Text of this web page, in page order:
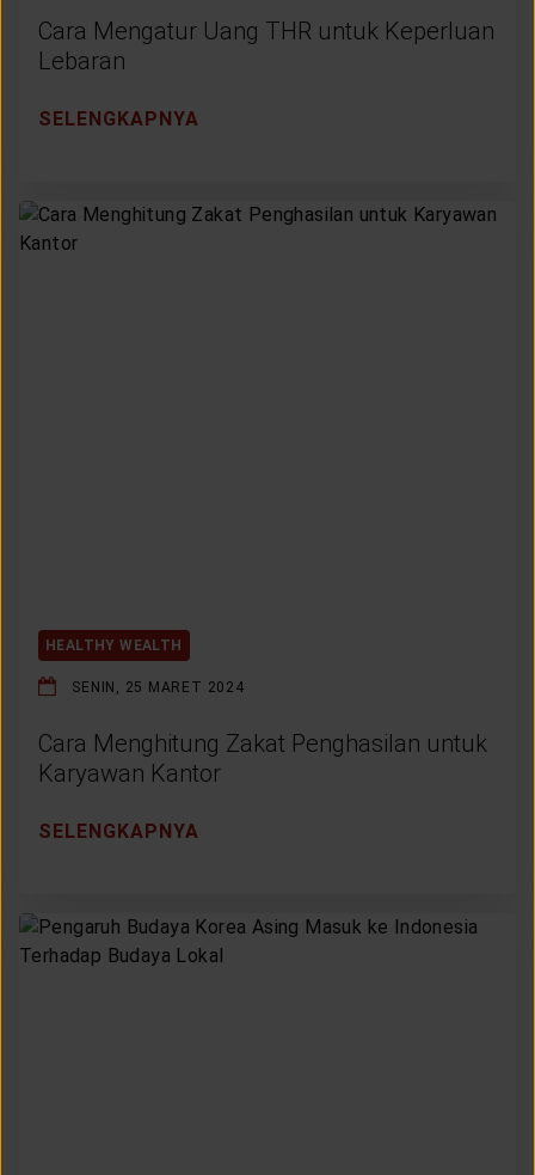
Cara Mengatur Uang THR untuk Keperluan
Lebaran
SELENGKAPNYA
HEALTHY WEALTH
SENIN, 25 MARET 2024
Cara Menghitung Zakat Penghasilan untuk
Karyawan Kantor
SELENGKAPNYA